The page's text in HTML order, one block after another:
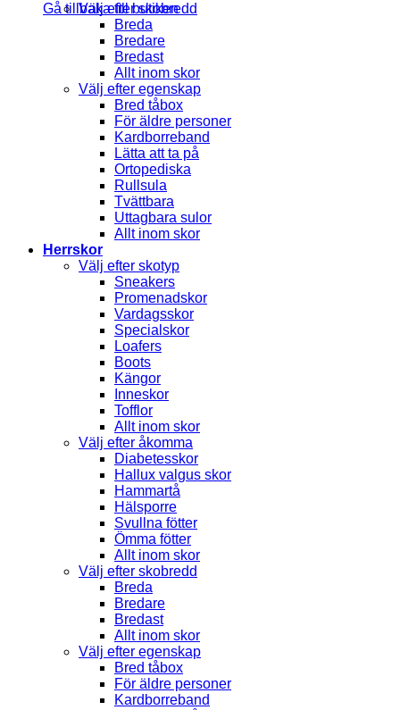
Gå tillbaka till butiken
Välj efter skobredd
Breda
Bredare
Bredast
Allt inom skor
Välj efter egenskap
Bred tåbox
För äldre personer
Kardborreband
Lätta att ta på
Ortopediska
Rullsula
Tvättbara
Uttagbara sulor
Allt inom skor
Herrskor
Välj efter skotyp
Sneakers
Promenadskor
Vardagsskor
Specialskor
Loafers
Boots
Kängor
Inneskor
Tofflor
Allt inom skor
Välj efter åkomma
Diabetesskor
Hallux valgus skor
Hammartå
Hälsporre
Svullna fötter
Ömma fötter
Allt inom skor
Välj efter skobredd
Breda
Bredare
Bredast
Allt inom skor
Välj efter egenskap
Bred tåbox
För äldre personer
Kardborreband